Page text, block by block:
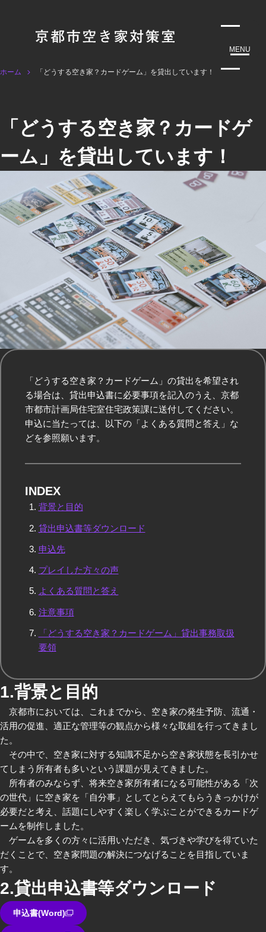
MENU
ホーム 「どうする空き家？カードゲーム」を貸出しています！
「どうする空き家？カードゲ
ーム」を貸出しています！
「どうする空き家？カードゲーム」の貸出を希望され
る場合は、貸出申込書に必要事項を記入のうえ、京都
市都市計画局住宅室住宅政策課に送付してください。
申込に当たっては、以下の「よくある質問と答え」な
どを参照願います。
INDEX
背景と目的
貸出申込書等ダウンロード
申込先
プレイした方々の声
よくある質問と答え
注意事項
「どうする空き家？カードゲーム」貸出事務取扱
要領
1.背景と目的
京都市においては、これまでから、空き家の発生予防、流通・
活用の促進、適正な管理等の観点から様々な取組を行ってきまし
た。
その中で、空き家に対する知識不足から空き家状態を長引かせ
てしまう所有者も多いという課題が見えてきました。
所有者のみならず、将来空き家所有者になる可能性がある「次
の世代」に空き家を「自分事」としてとらえてもらうきっかけが
必要だと考え、話題にしやすく楽しく学ぶことができるカードゲ
ームを制作しました。
ゲームを多くの方々に活用いただき、気づきや学びを得ていた
だくことで、空き家問題の解決につなげることを目指していま
す。
2.貸出申込書等ダウンロード
申込書(Word)